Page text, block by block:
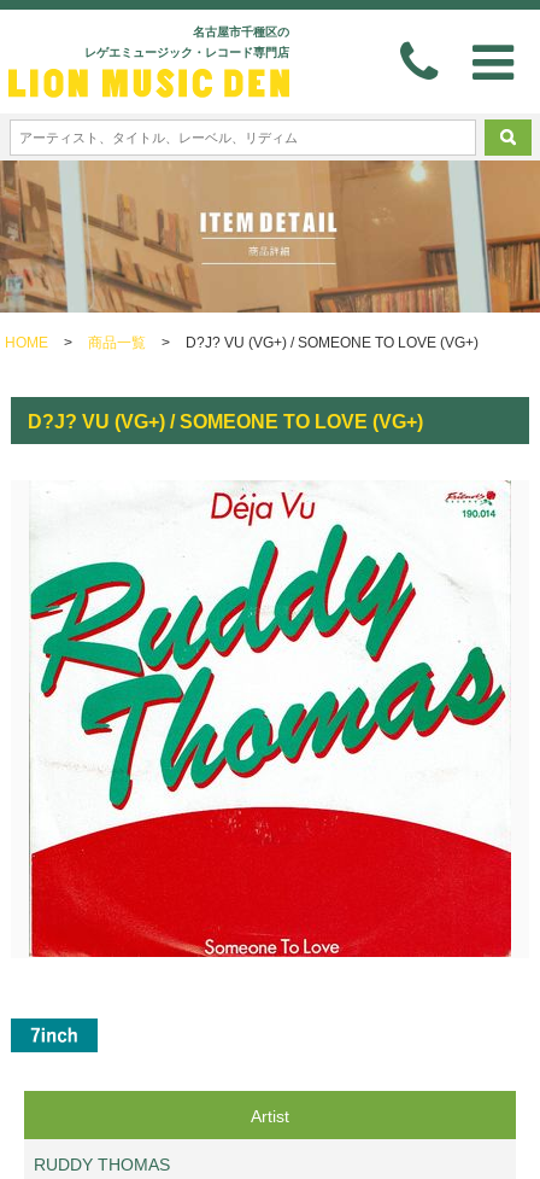
名古屋市千種区の
レゲエミュージック・レコード専門店
HOME > 商品一覧 > D?J? VU (VG+) / SOMEONE TO LOVE (VG+)
D?J? VU (VG+) / SOMEONE TO LOVE (VG+)
Artist
RUDDY THOMAS